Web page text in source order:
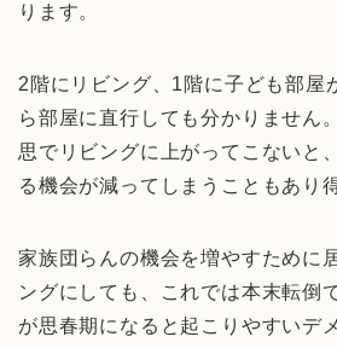
ります。
2階にリビング、1階に子ども部屋
ら部屋に直行しても分かりません
思でリビングに上がってこないと
る機会が減ってしまうこともあり
家族団らんの機会を増やすために
ングにしても、これでは本末転倒
が思春期になると起こりやすいデ